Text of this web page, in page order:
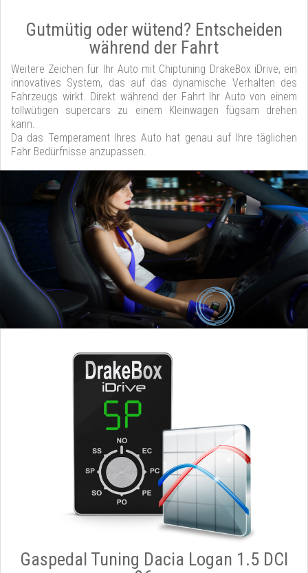
Gutmütig oder wütend? Entscheiden
während der Fahrt
Weitere Zeichen für Ihr Auto mit Chiptuning DrakeBox iDrive, ein
innovatives System, das auf das dynamische Verhalten des
Fahrzeugs wirkt. Direkt während der Fahrt Ihr Auto von einem
tollwütigen supercars zu einem Kleinwagen fügsam drehen
kann.
Da das Temperament Ihres Auto hat genau auf Ihre täglichen
Fahr Bedürfnisse anzupassen.
Gaspedal Tuning Dacia Logan 1.5 DCI